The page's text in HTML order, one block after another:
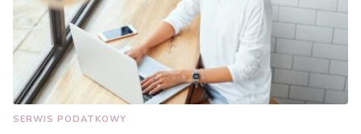
SERWIS PODATKOWY